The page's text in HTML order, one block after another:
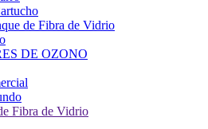
de Fibra de Vidrio
DE OZONO
Fibra de Vidrio